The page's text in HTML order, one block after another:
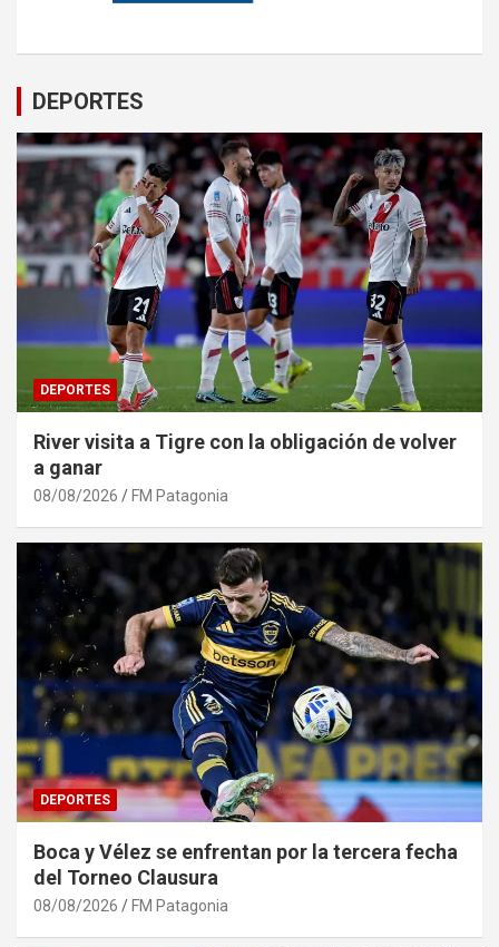
DEPORTES
DEPORTES
River visita a Tigre con la obligación de volver
a ganar
08/08/2026 FM Patagonia
DEPORTES
Boca y Vélez se enfrentan por la tercera fecha
del Torneo Clausura
08/08/2026 FM Patagonia